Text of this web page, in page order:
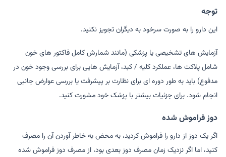
توجه
این دارو را به صورت سرخود به دیگران تجویز نکنید.
آزمایش های تشخیصی یا پزشکی (مانند شمارش کامل فاکتور های خون
شامل پلاکت ها، عملکرد کلیه / کبد، آزمایش هایی برای بررسی وجود خون در
مدفوع) باید به طور دوره ای برای نظارت بر پیشرفت یا بررسی عوارض جانبی
انجام شود. برای جزئیات بیشتر با پزشک خود مشورت کنید.
دوز فراموش شده
اگر یک دوز از دارو را فراموش کردید، به محض به خاطر آوردن آن را مصرف
کنید، اما اگر نزدیک زمان مصرف دوز بعدی بود، از مصرف دوز فراموش شده